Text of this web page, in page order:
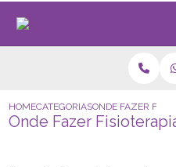
HOMECATEGORIASONDE FAZER
Onde Fazer